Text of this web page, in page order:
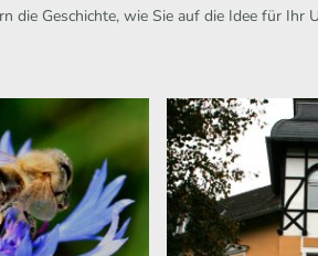
die Geschichte, wie Sie auf die Idee für